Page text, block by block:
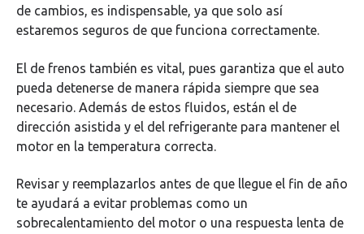
de cambios, es indispensable, ya que solo así
estaremos seguros de que funciona correctamente.
El de frenos también es vital, pues garantiza que el auto
pueda detenerse de manera rápida siempre que sea
necesario. Además de estos fluidos, están el de
dirección asistida y el del refrigerante para mantener el
motor en la temperatura correcta.
Revisar y reemplazarlos antes de que llegue el fin de año
te ayudará a evitar problemas como un
sobrecalentamiento del motor o una respuesta lenta de